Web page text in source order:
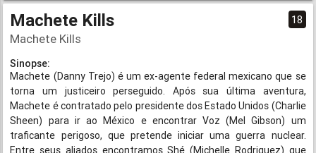
Machete Kills 18
Machete Kills
Sinopse:
Machete (Danny Trejo) é um ex-agente federal mexicano que se
torna um justiceiro perseguido. Após sua última aventura,
Machete é contratado pelo presidente dos Estado Unidos (Charlie
Sheen) para ir ao México e encontrar Voz (Mel Gibson) um
traficante perigoso, que pretende iniciar uma guerra nuclear.
Entre seus aliados encontramos Shé (Michelle Rodriguez) que